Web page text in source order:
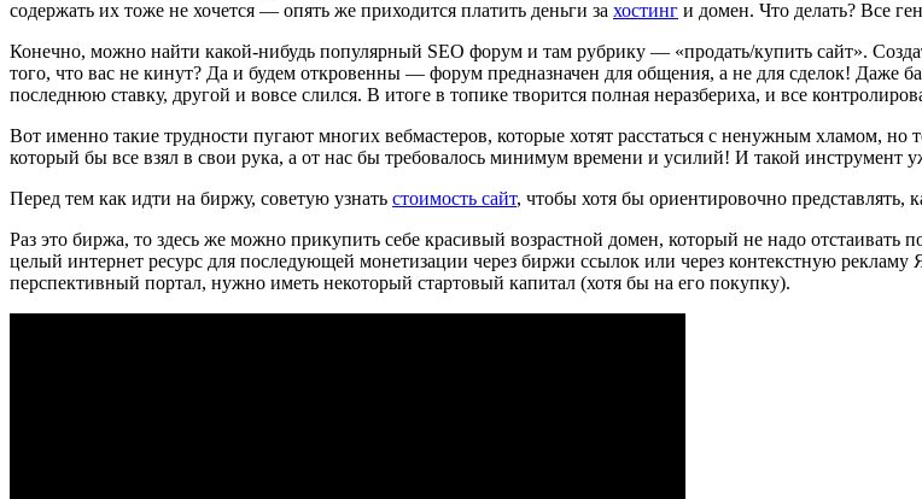
содержать их тоже не хочется — опять же приходится платить деньги за хостинг и домен. Что делать? Все
Конечно, можно найти какой-нибудь популярный SEO форум и там рубрику — «продать/купить сайт».
того, что вас не кинут? Да и будем откровенны — форум предназначен для общения, а не для сделок!
последнюю ставку, другой и вовсе слился. В итоге в топике творится полная неразбериха, и все
Вот именно такие трудности пугают многих вебмастеров, которые хотят расстаться с ненужным хламом,
который бы все взял в свои рука, а от нас бы требовалось минимум времени и усилий! И такой инструмент
Перед тем как идти на биржу, советую узнать стоимость сайт, чтобы хотя бы ориентировочно
Раз это биржа, то здесь же можно прикупить себе красивый возрастной домен, который не надо
целый интернет ресурс для последующей монетизации через биржи ссылок или через контекстную
перспективный портал, нужно иметь некоторый стартовый капитал (хотя бы на его покупку).